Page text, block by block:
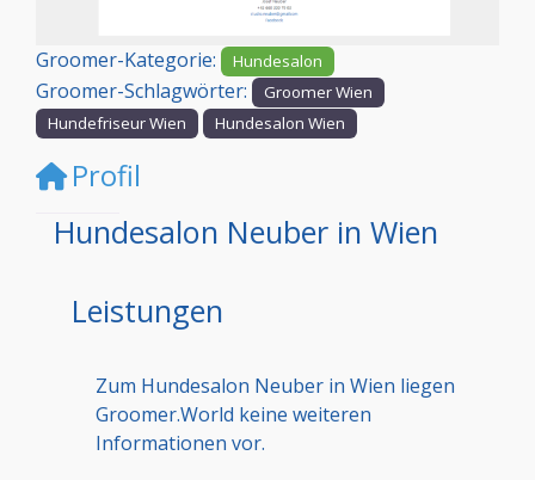
Groomer-Kategorie: Hundesalon
Groomer-Schlagwörter:
Groomer Wien
Hundefriseur Wien
Hundesalon Wien
Profil
Hundesalon Neuber in Wien
Leistungen
Zum Hundesalon Neuber in Wien liegen
Groomer.World keine weiteren
Informationen vor.